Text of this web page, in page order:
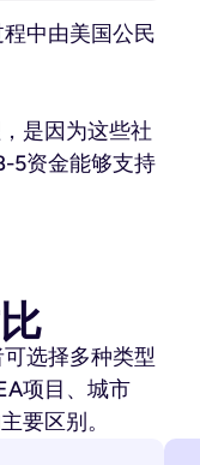
中由美国公民
是因为这些社
5资金能够支持
选择多种类型
项目、城市
要区别。